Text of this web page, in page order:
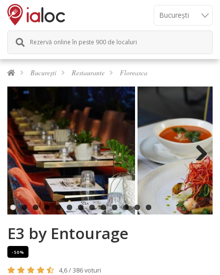
Rezervă online în peste 900 de localuri
București Restaurante Floreasca
Previous Next
E3 by Entourage
-50%
4,6 / 386 voturi